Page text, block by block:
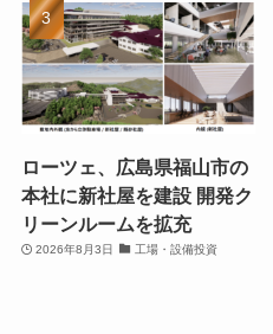
ローツェ、広島県福山市の
本社に新社屋を建設 開発ク
リーンルームを拡充
2026年8月3日 工場・設備投資